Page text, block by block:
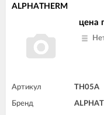
ALPHATHERM
цена
Артикул TH05A
Бренд